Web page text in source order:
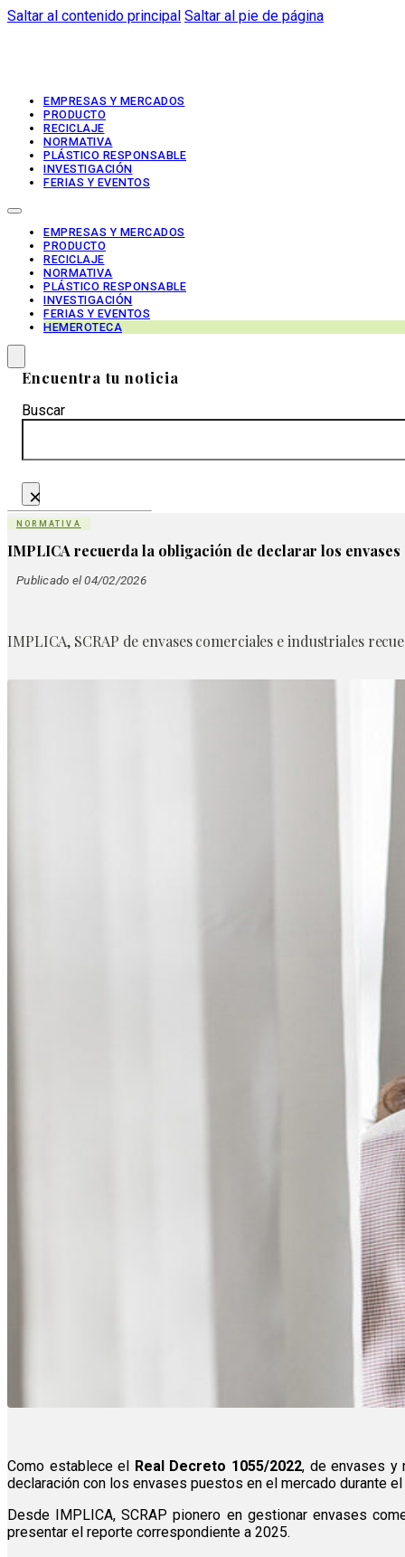
Saltar al contenido principal Saltar al pie de página
EMPRESAS Y MERCADOS
PRODUCTO
RECICLAJE
NORMATIVA
PLÁSTICO RESPONSABLE
INVESTIGACIÓN
FERIAS Y EVENTOS
EMPRESAS Y MERCADOS
PRODUCTO
RECICLAJE
NORMATIVA
PLÁSTICO RESPONSABLE
INVESTIGACIÓN
FERIAS Y EVENTOS
HEMEROTECA
Encuentra tu noticia
Buscar
×
NORMATIVA
IMPLICA recuerda la obligación de declarar los envases
Publicado el 04/02/2026
IMPLICA, SCRAP de envases comerciales e industriales
Como establece el Real Decreto 1055/2022, de envases y
declaración con los envases puestos en el mercado durante
Desde IMPLICA, SCRAP pionero en gestionar envases
presentar el reporte correspondiente a 2025.